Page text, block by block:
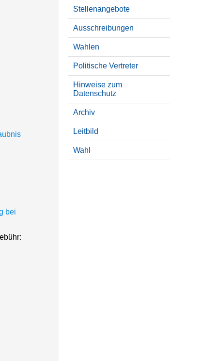
bei
Stellenangebote
Ausschreibungen
Wahlen
Politische Vertreter
Hinweise zum
Datenschutz
Archiv
Leitbild
Wahl